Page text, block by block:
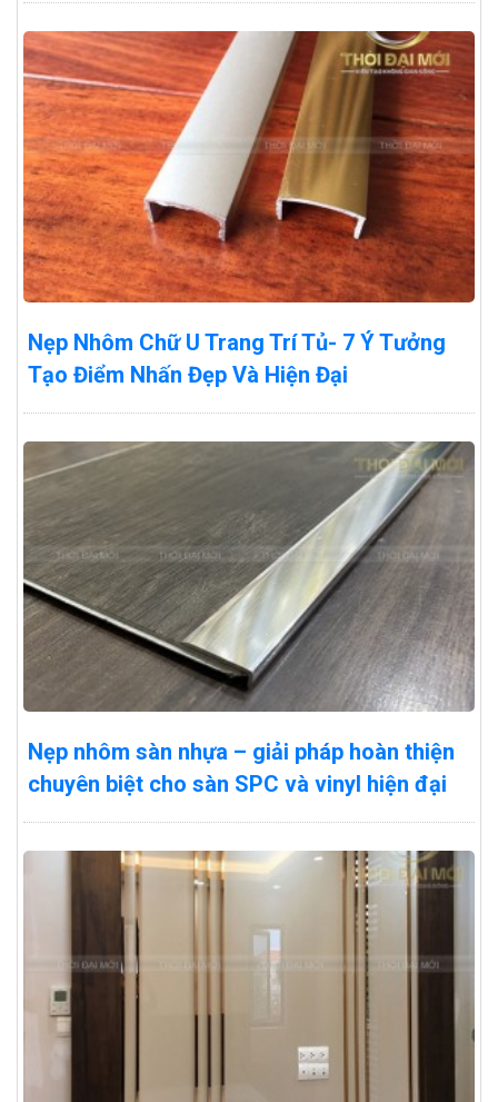
Nẹp Nhôm Chữ U Trang Trí Tủ- 7 Ý Tưởng
Tạo Điểm Nhấn Đẹp Và Hiện Đại
Nẹp nhôm sàn nhựa – giải pháp hoàn thiện
chuyên biệt cho sàn SPC và vinyl hiện đại